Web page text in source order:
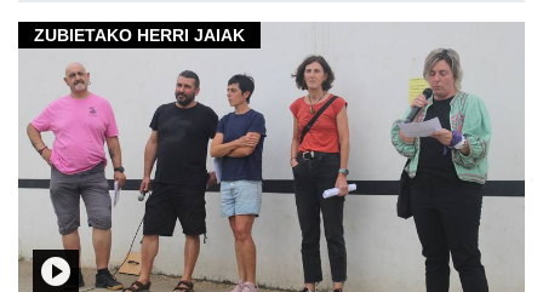
ZUBIETAKO HERRI JAIAK